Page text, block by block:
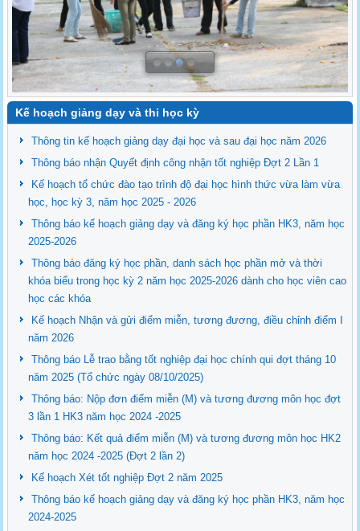
Kế hoạch giảng dạy và thi học kỳ
Thông tin kế hoạch giảng dạy đại học và sau đại học năm 2026
Thông báo nhận Quyết định công nhận tốt nghiệp Đợt 2 Lần 1
Kế hoạch tổ chức đào tạo trình độ đại học hình thức vừa làm vừa
học, học kỳ 3, năm học 2025 - 2026
Thông báo kế hoạch giảng dạy và đăng ký học phần HK3, năm học
2025-2026
Thông báo đăng ký học phần, danh sách học phần mở và thời
khóa biểu trong học kỳ 2 năm học 2025-2026 dành cho học viên cao
học các khóa
Kế hoạch Nhận và gửi điểm miễn, tương đương, điều chỉnh điểm I
năm 2026
Thông báo Lễ trao bằng tốt nghiệp đại học chính qui đợt tháng 10
năm 2025 (Tổ chức ngày 08/10/2025)
Thông báo: Nộp đơn điểm miễn (M) và tương đương môn học đợt
3 lần 1 HK3 năm học 2024 -2025
Thông báo: Kết quả điểm miễn (M) và tương đương môn học HK2
năm học 2024 -2025 (Đợt 2 lần 2)
Kế hoạch Xét tốt nghiệp Đợt 2 năm 2025
Thông báo kế hoạch giảng dạy và đăng ký học phần HK3, năm học
2024-2025